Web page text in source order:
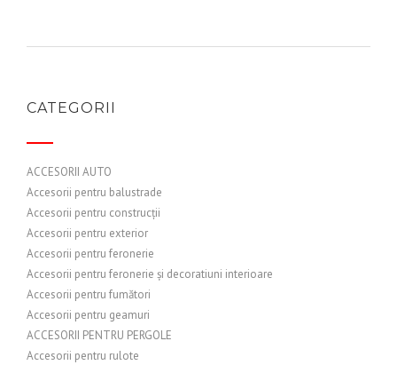
CATEGORII
ACCESORII AUTO
Accesorii pentru balustrade
Accesorii pentru construcții
Accesorii pentru exterior
Accesorii pentru feronerie
Accesorii pentru feronerie și decoratiuni interioare
Accesorii pentru fumători
Accesorii pentru geamuri
ACCESORII PENTRU PERGOLE
Accesorii pentru rulote